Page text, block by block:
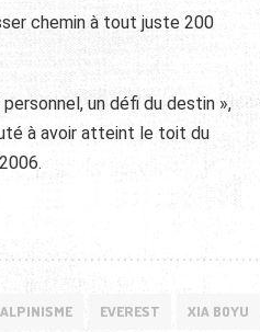
chemin à tout juste 200
un défi du destin »,
à avoir atteint le toit du
ALPINISME EVEREST XIA BOYU